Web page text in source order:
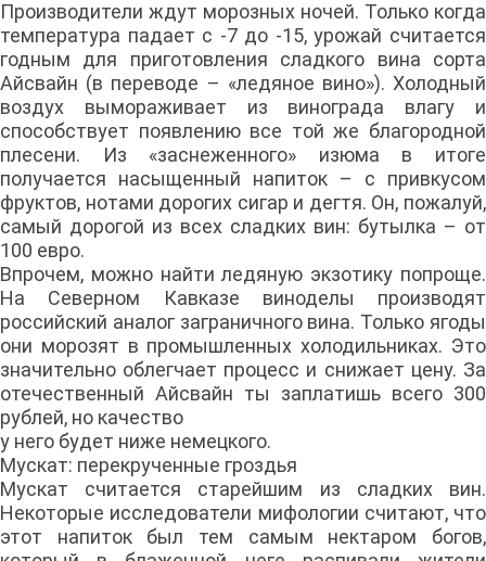
Производители ждут морозных ночей. Только когда
температура падает с -7 до -15, урожай считается
годным для приготовления сладкого вина сорта
Айсвайн (в переводе – «ледяное вино»). Холодный
воздух вымораживает из винограда влагу и
способствует появлению все той же благородной
плесени. Из «заснеженного» изюма в итоге
получается насыщенный напиток – с привкусом
фруктов, нотами дорогих сигар и дегтя. Он, пожалуй,
самый дорогой из всех сладких вин: бутылка – от
100 евро.
Впрочем, можно найти ледяную экзотику попроще.
На Северном Кавказе виноделы производят
российский аналог заграничного вина. Только ягоды
они морозят в промышленных холодильниках. Это
значительно облегчает процесс и снижает цену. За
отечественный Айсвайн ты заплатишь всего 300
рублей, но качество
у него будет ниже немецкого.
Мускат: перекрученные гроздья
Мускат считается старейшим из сладких вин.
Некоторые исследователи мифологии считают, что
этот напиток был тем самым нектаром богов,